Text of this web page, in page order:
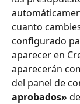
cuanto
configurado
aparecer en
aparecerán
del panel de
aprobados»